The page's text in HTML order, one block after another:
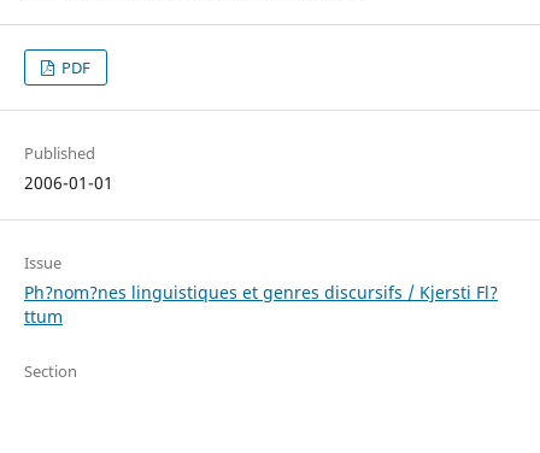
PDF
Published
2006-01-01
Issue
Ph?nom?nes linguistiques et genres discursifs / Kjersti Fl?
ttum
Section